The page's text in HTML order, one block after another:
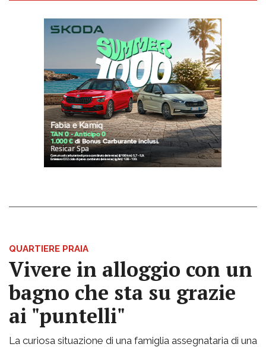
QUARTIERE PRAIA
Vivere in alloggio con un
bagno che sta su grazie
ai "puntelli"
La curiosa situazione di una famiglia assegnataria di una